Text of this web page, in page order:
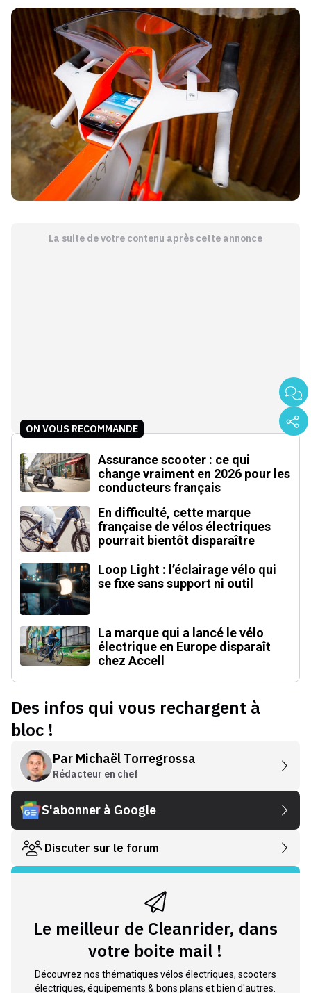
La suite de votre contenu après cette annonce
ON VOUS RECOMMANDE
Assurance scooter : ce qui
change vraiment en 2026 pour les
conducteurs français
En difficulté, cette marque
française de vélos électriques
pourrait bientôt disparaître
Loop Light : l’éclairage vélo qui
se fixe sans support ni outil
La marque qui a lancé le vélo
électrique en Europe disparaît
chez Accell
Des infos qui vous rechargent à
bloc !
Par Michaël Torregrossa
Rédacteur en chef
S'abonner à Google
Discuter sur le forum
Le meilleur de Cleanrider, dans
votre boite mail !
Découvrez nos thématiques vélos électriques, scooters
électriques, équipements & bons plans et bien d'autres.